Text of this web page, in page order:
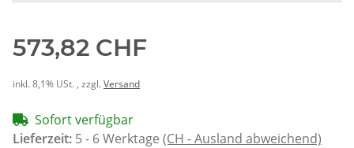
573,82 CHF
inkl. 8,1% USt. , zzgl.Versand
Sofort verfügbar
Lieferzeit: 5 - 6 Werktage (CH - Ausland abweichend)